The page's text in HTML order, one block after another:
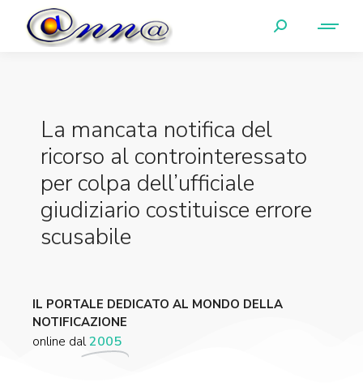
La mancata notifica del
ricorso al controinteressato
per colpa dell’ufficiale
giudiziario costituisce errore
scusabile
IL PORTALE DEDICATO AL MONDO DELLA
NOTIFICAZIONE
online dal2005